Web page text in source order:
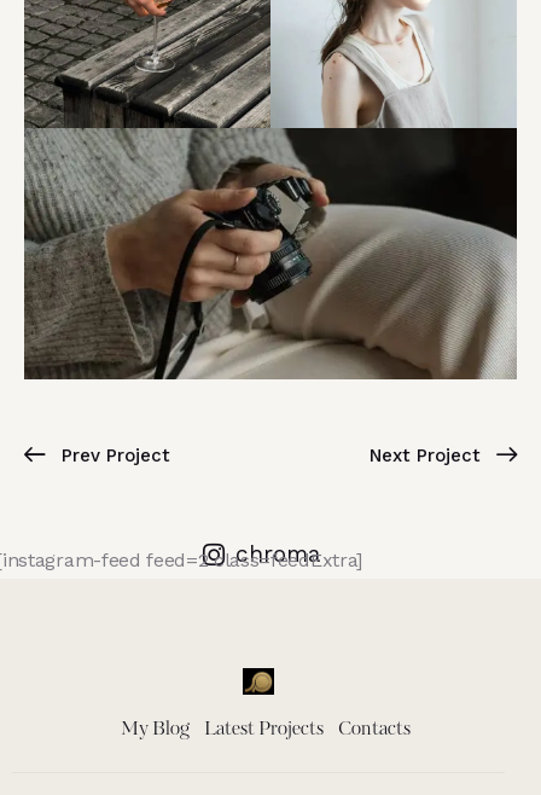
Prev Project Next Project
chroma
feed feed=2 class=feedExtra]
My Blog Latest Projects Contacts